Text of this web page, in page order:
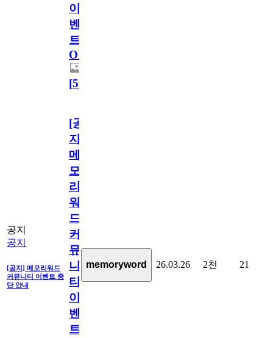
이
벤
트
OPEN!
[5]
공지
공지
[공지] 메모리워드
커뮤니티 이벤트 중
단 안내
[공
지]
메
모
리
워
드
커
뮤
니
티
이
벤
트
memoryword 26.03.26 2천 21